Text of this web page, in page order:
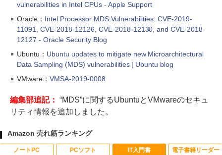
vulnerabilities in Intel CPUs - Apple Support
Oracle： Intel Processor MDS Vulnerabilities: CVE-2019-
11091, CVE-2018-12126, CVE-2018-12130, and CVE-2018-
12127 - Oracle Security Blog
Ubuntu： Ubuntu updates to mitigate new Microarchitectural
Data Sampling (MDS) vulnerabilities | Ubuntu blog
VMware： VMSA-2019-0008
編集部追記： “MDS”に関するUbuntuとVMwareのセキュ
リティ情報を追加しました。
Amazon 売れ筋ランキング
ノートPC PCソフト IT入門書 電子書籍リーダー